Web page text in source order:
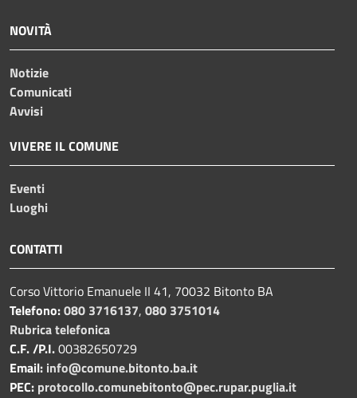
NOVITÀ
Notizie
Comunicati
Avvisi
VIVERE IL COMUNE
Eventi
Luoghi
CONTATTI
Corso Vittorio Emanuele II 41, 70032 Bitonto BA
Telefono:080 3716137, 080 3751014
Rubrica telefonica
C.F. /P.I.00382650729
Email: info@comune.bitonto.ba.it
PEC: protocollo.comunebitonto@pec.rupar.puglia.it